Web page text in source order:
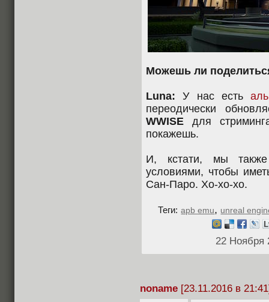
Можешь ли
Luna: У нас есть
переодически
WWISE для
покажешь.
И, кстати, мы также
условиями, чтобы
Сан-Паро. Хо-хо-хо.
Теги: apb emu, unreal
22 Ноября
noname [23.11.2016 в